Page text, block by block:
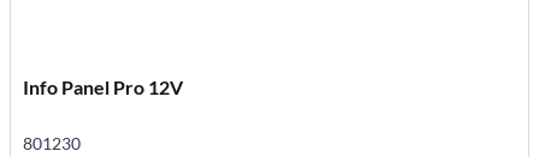
Info Panel Pro 12V
801230